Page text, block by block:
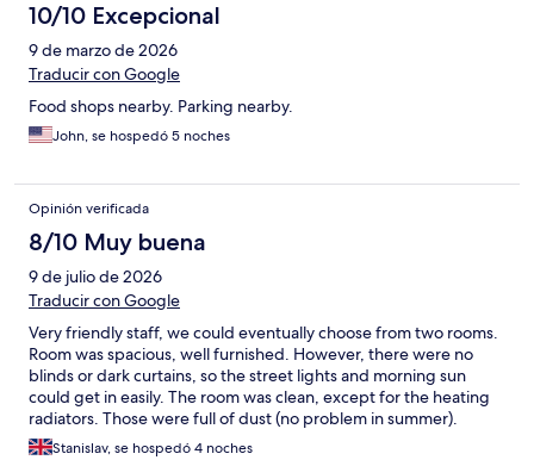
10/10 Excepcional
9 de marzo de 2026
Traducir con Google
Food shops nearby. Parking nearby.
John, se hospedó 5 noches
Opinión verificada
8/10 Muy buena
9 de julio de 2026
Traducir con Google
Very friendly staff, we could eventually choose from two rooms.
Room was spacious, well furnished. However, there were no
blinds or dark curtains, so the street lights and morning sun
could get in easily. The room was clean, except for the heating
radiators. Those were full of dust (no problem in summer).
Breakfast has wide selection of food and drink.
Stanislav, se hospedó 4 noches